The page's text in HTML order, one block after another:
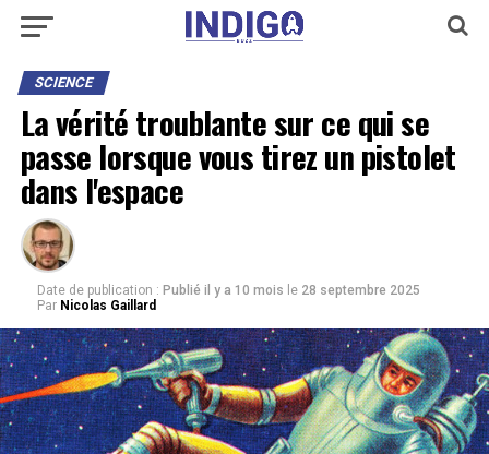
SCIENCE
La vérité troublante sur ce qui se
passe lorsque vous tirez un pistolet
dans l'espace
Date de publication : Publié il y a 10 mois le 28 septembre 2025
Par Nicolas Gaillard